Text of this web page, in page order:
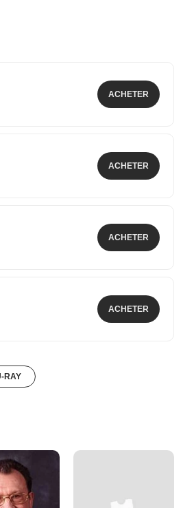
ACHETER
ACHETER
ACHETER
ACHETER
RAY